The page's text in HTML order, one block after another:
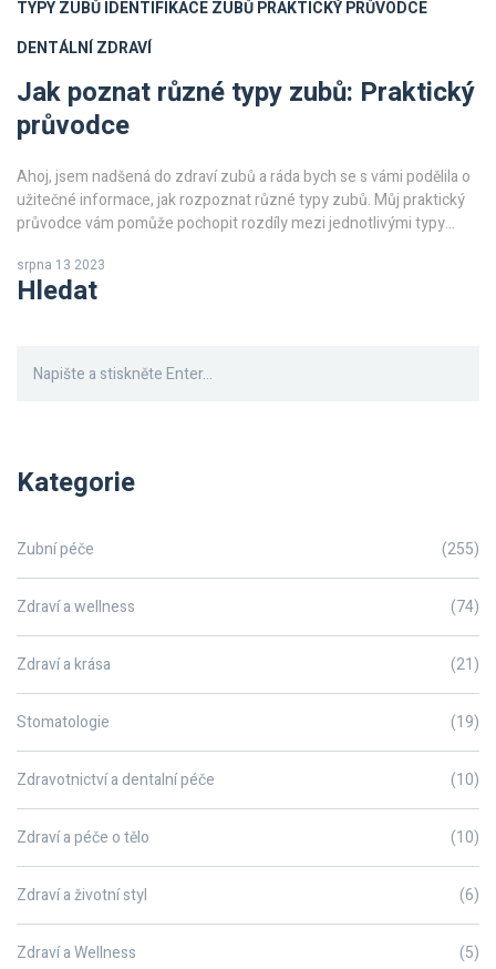
TYPY ZUBŮIDENTIFIKACE ZUBŮPRAKTICKÝ PRŮVODCE
DENTÁLNÍ ZDRAVÍ
Jak poznat různé typy zubů: Praktický
průvodce
Ahoj, jsem nadšená do zdraví zubů a ráda bych se s vámi podělila o
užitečné informace, jak rozpoznat různé typy zubů. Můj praktický
průvodce vám pomůže pochopit rozdíly mezi jednotlivými typy
poznání ovlivnit vaše dentální zdraví. Připojte se ke mně a objevme
spolu tajemství našich zubů!
srpna 13 2023
Hledat
Kategorie
Zubní péče (255)
Zdraví a wellness (74)
Zdraví a krása (21)
Stomatologie (19)
Zdravotnictví a dentalní péče (10)
Zdraví a péče o tělo (10)
Zdraví a životní styl (6)
Zdraví a Wellness (5)